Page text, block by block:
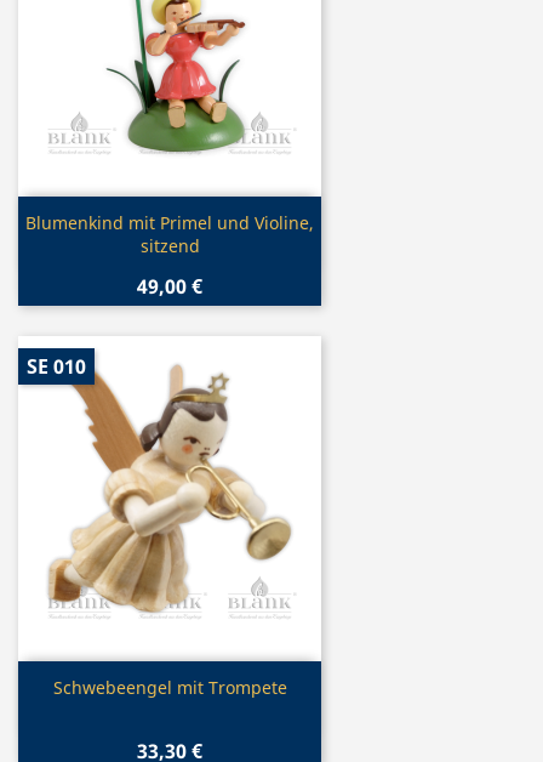
Vorschau
Blumenkind mit Primel und Violine,
sitzend
49,00 €
Vorschau
Schwebeengel mit Trompete
33,30 €
SE 010